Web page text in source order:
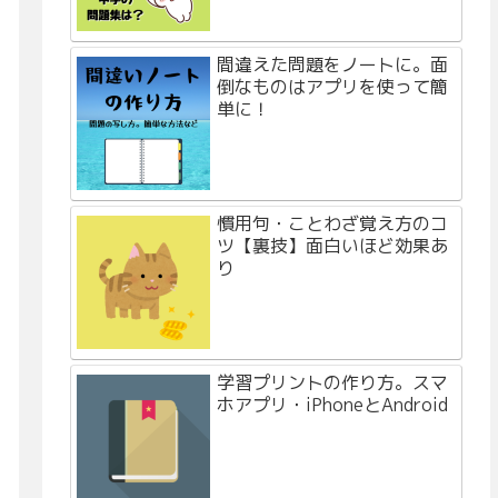
間違えた問題をノートに。面
倒なものはアプリを使って簡
単に！
慣用句・ことわざ覚え方のコ
ツ【裏技】面白いほど効果あ
り
学習プリントの作り方。スマ
ホアプリ・iPhoneとAndroid